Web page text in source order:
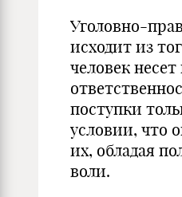
Уголовно-
исходит из
человек
поступки
условии, что
их, обладая
воли.